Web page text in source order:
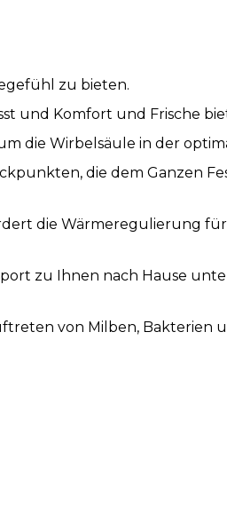
zu bieten.
und Komfort und Frische
die Wirbelsäule in der
die dem Ganzen
die Wärmeregulierung
zu Ihnen nach Hause
von Milben, Bakterien